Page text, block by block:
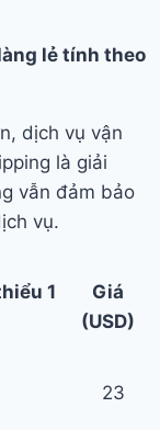
lẻ tính theo
dịch vụ vận
là giải
vẫn đảm bảo
vụ.
1
Giá
(USD)
23